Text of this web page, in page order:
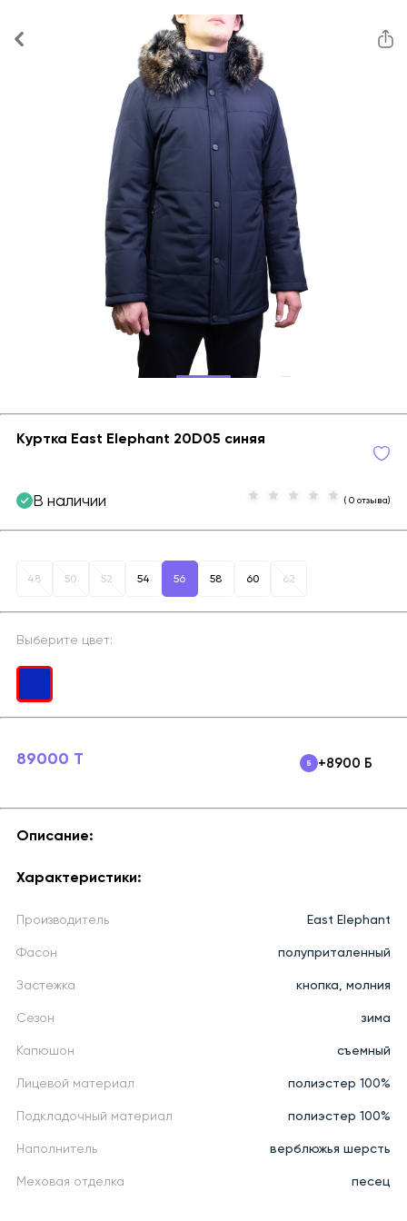
Куртка East Elephant 20D05 синяя
В наличии ( 0 отзыва)
48 50 52 54 56 58 60 62
Выберите цвет:
89000 T +8900 Б
Описание:
Характеристики:
Производитель East Elephant
Фасон полуприталенный
Застежка кнопка, молния
Сезон зима
Капюшон съемный
Лицевой материал полиэстер 100%
Подкладочный материал полиэстер 100%
Наполнитель верблюжья шерсть
Меховая отделка песец